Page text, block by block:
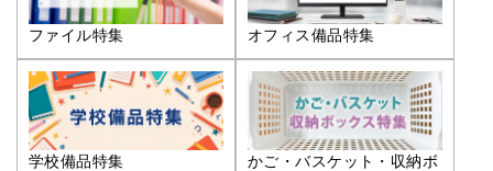
ファイル特集 オフィス備品特集
学校備品特集
かご・バスケット・収納ボ